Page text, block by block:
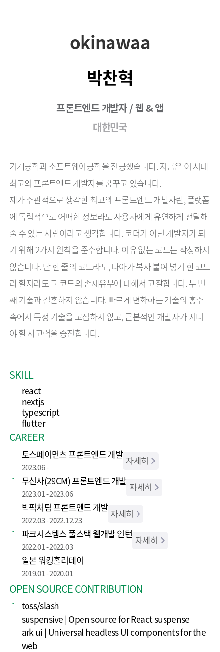
okinawaa
박찬혁
프론트엔드 개발자/웹 & 앱
대한민국
기계공학과 소프트웨어공학을 전공했습니다. 지금은 이 시대
최고의 프론트엔드 개발자를 꿈꾸고 있습니다.
제가 주관적으로 생각한 최고의 프론트엔드 개발자란, 플랫폼
에 독립적으로 어떠한 정보라도 사용자에게 유연하게 전달해
줄 수 있는 사람이라고 생각합니다. 코더가 아닌 개발자가 되
기 위해 2가지 원칙을 준수합니다. 이유 없는 코드는 작성하지
않습니다. 단 한 줄의 코드라도, 나아가 복사 붙여 넣기 한 코드
라 할지라도 그 코드의 존재유무에 대해서 고찰합니다. 두 번
째 기술과 결혼하지 않습니다. 빠르게 변화하는 기술의 홍수
속에서 특정 기술을 고집하지 않고, 근본적인 개발자가 지녀
야 할 사고력을 증진합니다.
SKILL
react
nextjs
typescript
flutter
CAREER
토스페이먼츠 프론트엔드 개발
2023.06 -
자세히
무신사(29CM) 프론트엔드 개발
2023.01 - 2023.06
자세히
빅픽처팀 프론트엔드 개발
2022.03 - 2022.12.23
자세히
파크시스템스 풀스택 웹개발 인턴
2022.01 - 2022.03
자세히
일본 워킹홀리데이
2019.01 - 2020.01
OPEN SOURCE CONTRIBUTION
toss/slash
suspensive | Open source for React suspense
ark ui | Universal headless UI components for the
web